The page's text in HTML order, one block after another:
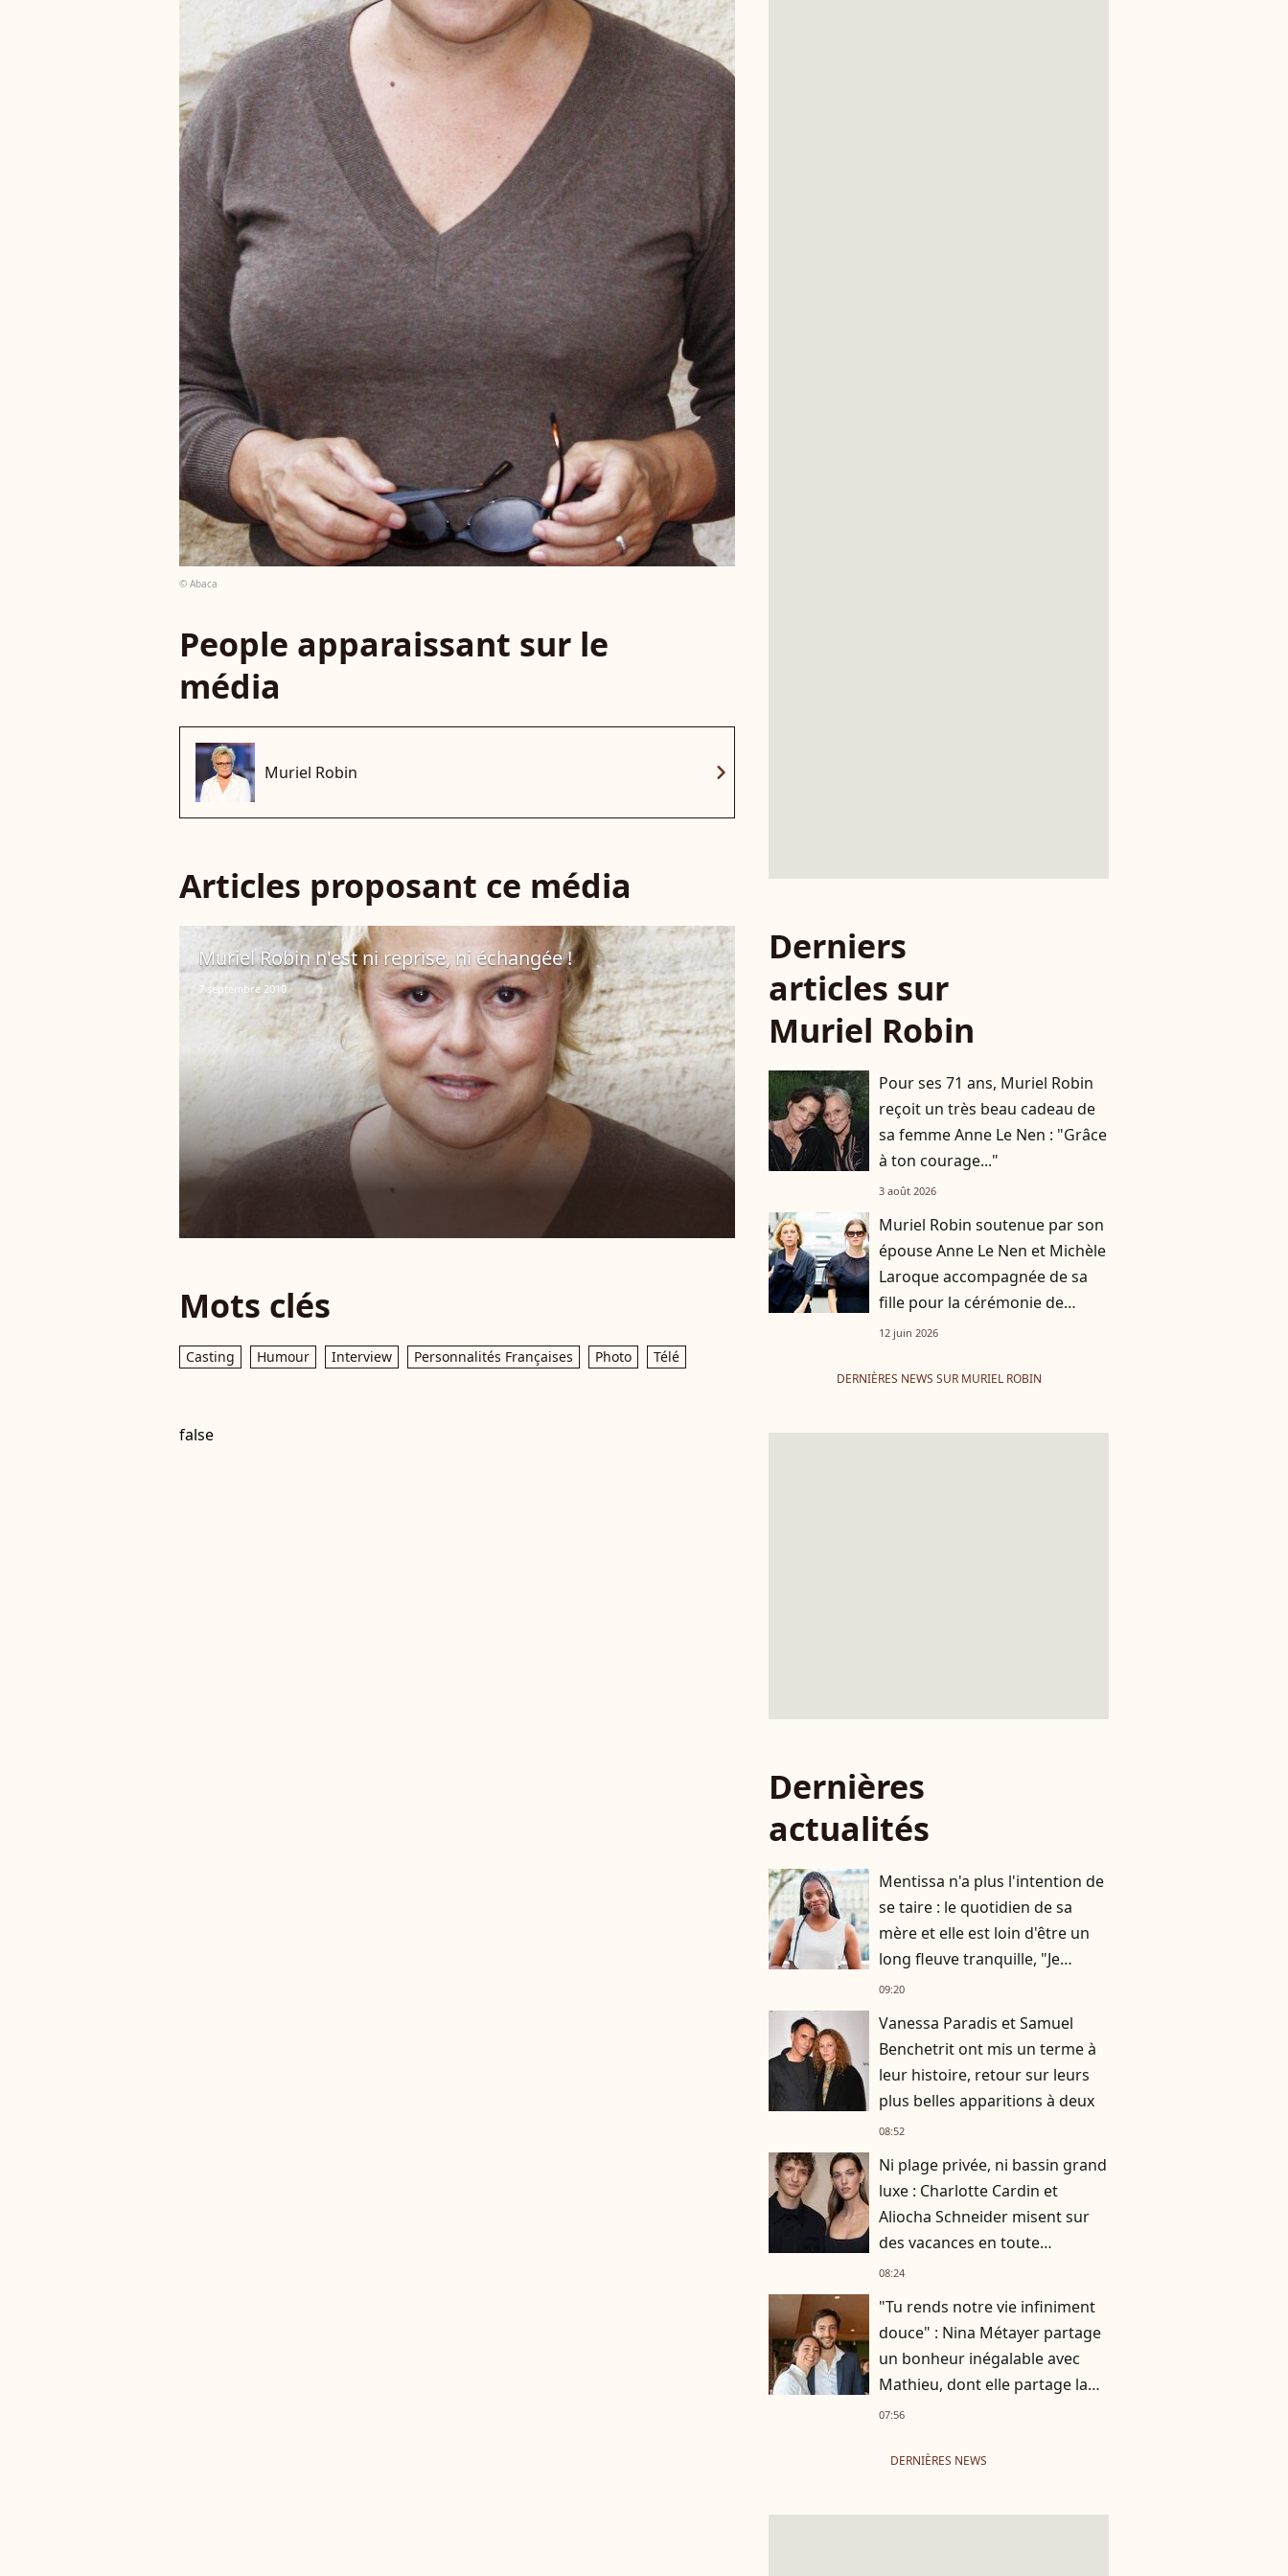
© Abaca
People apparaissant sur le
média
Muriel Robin chevron_right
Articles proposant ce média
Muriel Robin n'est ni reprise, ni échangée !
7 septembre 2010
Mots clés
Casting Humour Interview Personnalités Françaises Photo Télé
false
Derniers
articles sur
Muriel Robin
Pour ses 71 ans, Muriel Robin
reçoit un très beau cadeau de
sa femme Anne Le Nen : "Grâce
à ton courage..."
3 août 2026
Muriel Robin soutenue par son
épouse Anne Le Nen et Michèle
Laroque accompagnée de sa
fille pour la cérémonie de
Bernadette Chirac
12 juin 2026
DERNIÈRES NEWS SUR MURIEL ROBIN
Dernières
actualités
Mentissa n'a plus l'intention de
se taire : le quotidien de sa
mère et elle est loin d'être un
long fleuve tranquille, "Je
n'aurais jamais cru en parler
09:20
Vanessa Paradis et Samuel
Benchetrit ont mis un terme à
leur histoire, retour sur leurs
plus belles apparitions à deux
08:52
Ni plage privée, ni bassin grand
luxe : Charlotte Cardin et
Aliocha Schneider misent sur
des vacances en toute
simplicité
08:24
"Tu rends notre vie infiniment
douce" : Nina Métayer partage
un bonheur inégalable avec
Mathieu, dont elle partage la
vie depuis 10 ans
07:56
DERNIÈRES NEWS